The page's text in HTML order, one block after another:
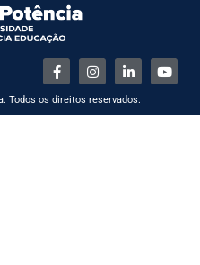
Todos os direitos reservados.